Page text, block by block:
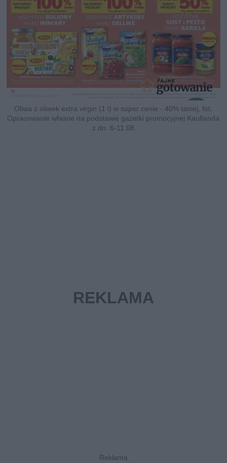
Oliwa z oliwek extra virgin (1 l) w super cenie - 40% taniej, fot.
Opracowanie własne na podstawie gazetki promocyjnej Kauflanda
z dn. 6-11.08